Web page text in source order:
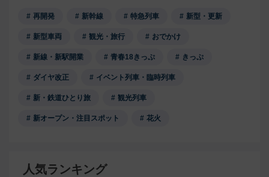
再開発 新幹線 特急列車 新型・更新
新型車両 観光・旅行 おでかけ
新線・新駅開業 青春18きっぷ きっぷ
ダイヤ改正 イベント列車・臨時列車
新・鉄道ひとり旅 観光列車
新オープン・注目スポット 花火
人気ランキング